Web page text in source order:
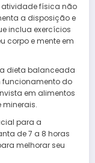
atividade física não
a disposição e
inclua exercícios
corpo e mente em
dieta balanceada
funcionamento do
em alimentos
minerais.
para a
de 7 a 8 horas
melhorar seu